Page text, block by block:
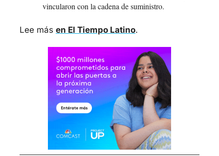
vincularon con la cadena de suministro.
Lee más en El Tiempo Latino.